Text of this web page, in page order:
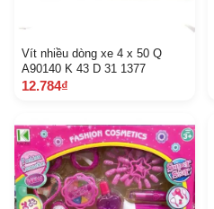
Vít nhiều dòng xe 4 x 50 Q
A90140 K 43 D 31 1377
12.784₫